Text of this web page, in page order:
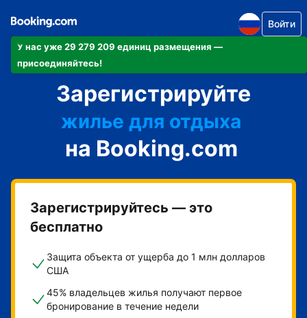
У нас уже 29 279 209 единиц размещения —
присоединяйтесь!
Войти
Зарегистрируйте
апартаменты/квартиру
отель
жилье для отдыха
гостевой дом
мини-отель
на Booking.com
Зарегистрируйтесь — это
бесплатно
Защита объекта от ущерба до 1 млн долларов
США
45% владельцев жилья получают первое
бронирование в течение недели